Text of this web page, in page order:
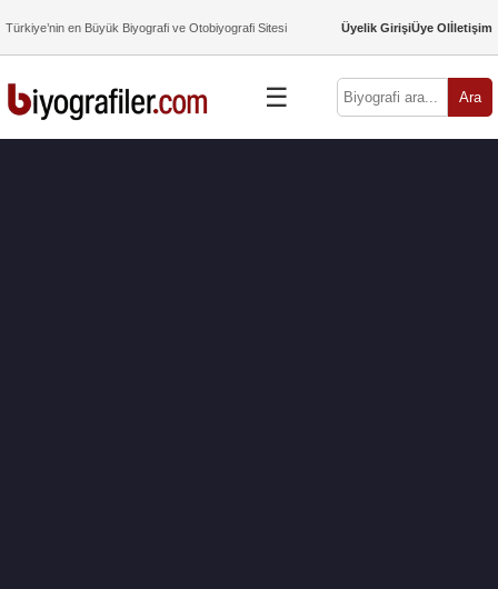
Türkiye’nin en Büyük Biyografi ve Otobiyografi Sitesi Üyelik GirişiÜye Olİletişim
☰ Ara